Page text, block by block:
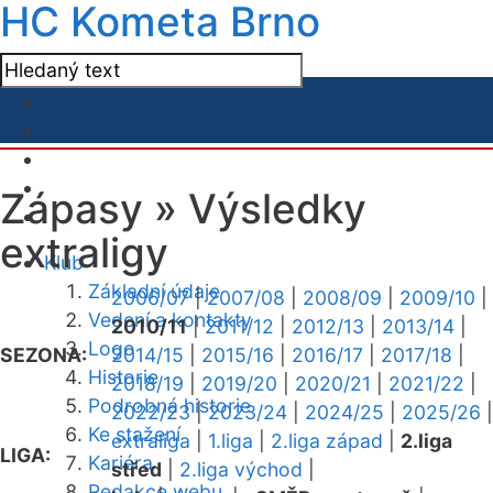
HC Kometa Brno
Klub
Základní údaje
Vedení a kontakty
Logo
Historie
Podrobná historie
Ke stažení
Kariéra
Zápasy » Výsledky
extraligy
SEZONA:
2006/07|2007/08 2008/09 2009/10
2010/11|2011/12 2012/13 2013/14
2014/15
2015/16 2016/17 2017/18
2018/19
2019/20 2020/21 2021/22
2022/23|2023/24 2024/25 2025/26
LIGA:
extraliga 1.liga 2.liga západ
2.liga
střed
2.liga východ